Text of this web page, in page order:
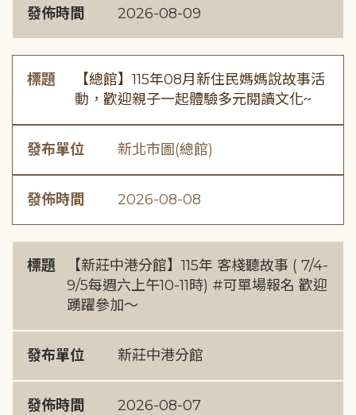
發佈時間 2026-08-09
標題
【總館】115年08月新住民媽媽說故事活
動，歡迎親子一起體驗多元閱讀文化~
發布單位 新北市圖(總館)
發佈時間 2026-08-08
標題
【新莊中港分館】115年 客棧聽故事 ( 7/4-
9/5每週六上午10-11時) #可單場報名 歡迎
踴躍參加～
發布單位 新莊中港分館
發佈時間 2026-08-07